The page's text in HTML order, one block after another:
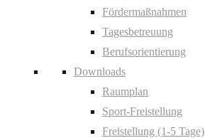
Fördermaßnahmen
Tagesbetreuung
Berufsorientierung
Downloads
Raumplan
Sport-Freistellung
Freistellung (1-5 Tage)